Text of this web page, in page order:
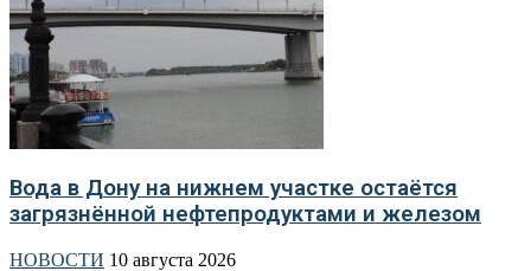
Вода в Дону на нижнем участке остаётся
загрязнённой нефтепродуктами и железом
НОВОСТИ 10 августа 2026